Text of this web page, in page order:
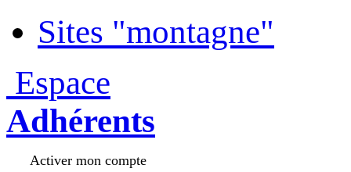
Sites "montagne"
Espace
Adhérents
Activer mon compte